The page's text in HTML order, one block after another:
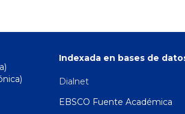
Indexada en bases de
Dialnet
EBSCO Fuente Académica